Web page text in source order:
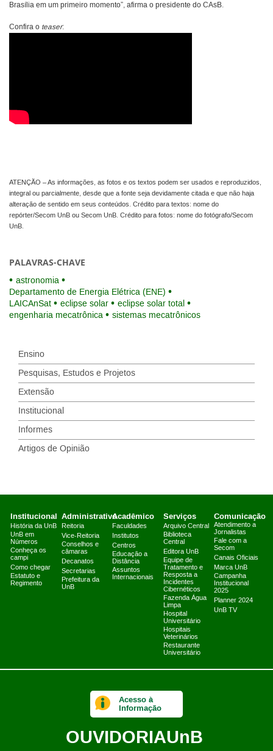
Brasília em um primeiro momento”, afirma o presidente do CAsB.
Confira o teaser:
ATENÇÃO – As informações, as fotos e os textos podem ser usados e reproduzidos,
integral ou parcialmente, desde que a fonte seja devidamente citada e que não haja
alteração de sentido em seus conteúdos. Crédito para textos: nome do
repórter/Secom UnB ou Secom UnB. Crédito para fotos: nome do fotógrafo/Secom
UnB.
PALAVRAS-CHAVE
astronomia
Departamento de Energia Elétrica (ENE)
LAICAnSat
eclipse solar
eclipse solar total
engenharia mecatrônica
sistemas mecatrônicos
Ensino
Pesquisas, Estudos e Projetos
Extensão
Institucional
Informes
Artigos de Opinião
Institucional
História da UnB
UnB em
Números
Conheça os
campi
Como chegar
Estatuto e
Regimento
Administrativo
Reitoria
Vice-Reitoria
Conselhos e
câmaras
Decanatos
Secretarias
Prefeitura da
UnB
Acadêmico
Faculdades
Institutos
Centros
Educação a
Distância
Assuntos
Internacionais
Serviços
Arquivo Central
Biblioteca
Central
Editora UnB
Equipe de
Tratamento e
Resposta a
Incidentes
Cibernéticos
Fazenda Água
Limpa
Hospital
Universitário
Hospitais
Veterinários
Restaurante
Universitário
Comunicação
Atendimento a
Jornalistas
Fale com a
Secom
Canais Oficiais
Marca UnB
Campanha
Institucional
2025
Planner 2024
UnB TV
Acesso à
Informação
OUVIDORIAUnB